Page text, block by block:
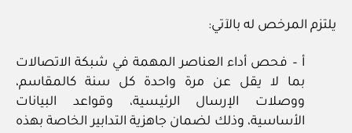
يلتزم المرخص له بالآتي:
أ – فحص أداء العناصر المهمة في شبكة الاتصالات
بما لا يقل عن مرة واحدة كل سنة كالمقاسم،
ووصلات الإرسال الرئيسية، وقواعد البيانات
الأساسية، وذلك لضمان جاهزية التدابير الخاصة بهذه